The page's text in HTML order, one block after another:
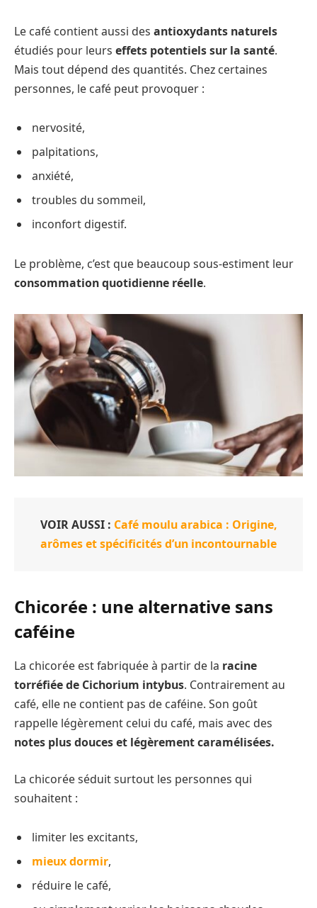
Le café contient aussi des antioxydants naturels
étudiés pour leurs effets potentiels sur la santé.
Mais tout dépend des quantités. Chez certaines
personnes, le café peut provoquer :
nervosité,
palpitations,
anxiété,
troubles du sommeil,
inconfort digestif.
Le problème, c’est que beaucoup sous-estiment leur
consommation quotidienne réelle.
VOIR AUSSI : Café moulu arabica : Origine,
arômes et spécificités d’un incontournable
Chicorée : une alternative sans
caféine
La chicorée est fabriquée à partir de la racine
torréfiée de Cichorium intybus. Contrairement au
café, elle ne contient pas de caféine. Son goût
rappelle légèrement celui du café, mais avec des
notes plus douces et légèrement caramélisées.
La chicorée séduit surtout les personnes qui
souhaitent :
limiter les excitants,
mieux dormir,
réduire le café,